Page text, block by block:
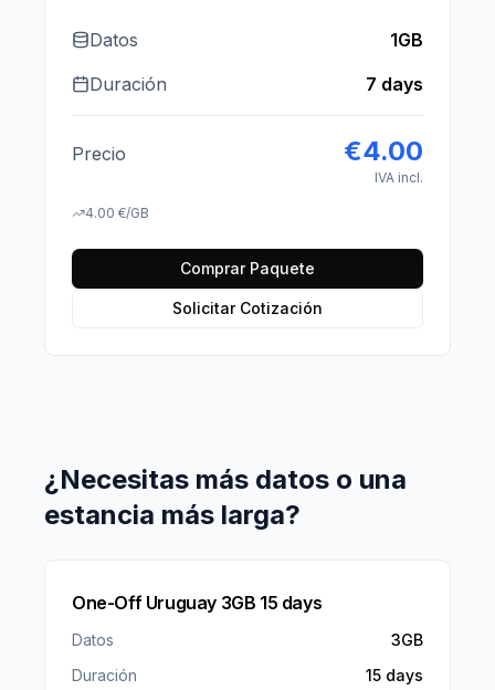
Datos
1GB
Duración
7 days
Precio €4.00
IVA incl.
4.00 €/GB
Comprar Paquete
Solicitar Cotización
¿Necesitas más datos o una
estancia más larga?
One-Off Uruguay 3GB 15 days
Datos
3GB
Duración
15 days